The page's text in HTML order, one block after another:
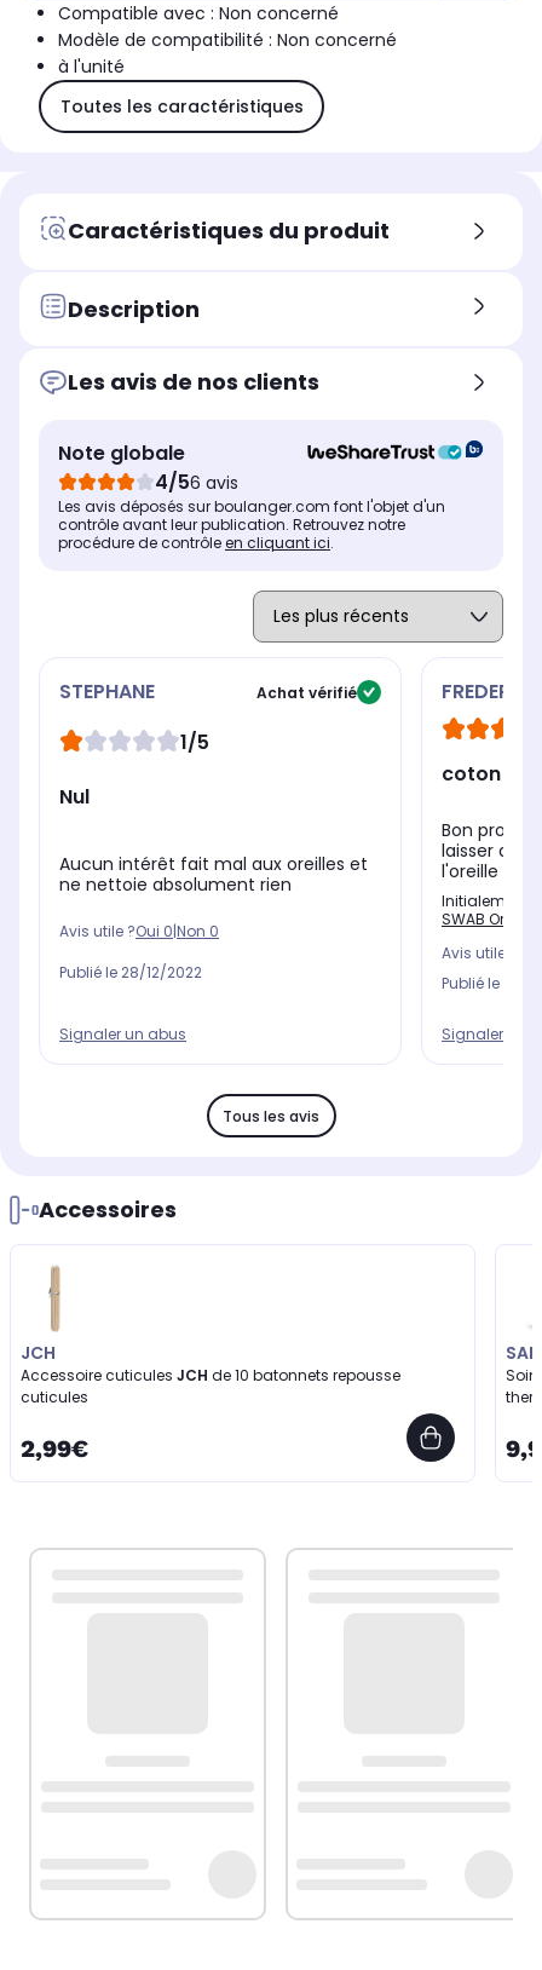
Compatible avec : Non concerné
Modèle de compatibilité : Non concerné
à l'unité
Toutes les caractéristiques
Caractéristiques du produit
Description
Les avis de nos clients
Note globale
4/56 avis
Les avis déposés sur boulanger.com font l'objet d'un
contrôle avant leur publication. Retrouvez notre
procédure de contrôleen cliquant ici.
STEPHANE Achat vérifié
1/5
Nul
Aucun intérêt fait mal aux oreilles et
ne nettoie absolument rien
Avis utile ?Oui 0|Non 0
Publié le 28/12/2022
Signaler un abus
FREDERIC
coton tige
Bon
laisser des
l'oreille
Initialement
SWAB
Avis utile ?
Publié le
Signaler un
Tous les avis
Accessoires
JCH
Accessoire cuticules JCH
cuticules
2,99€